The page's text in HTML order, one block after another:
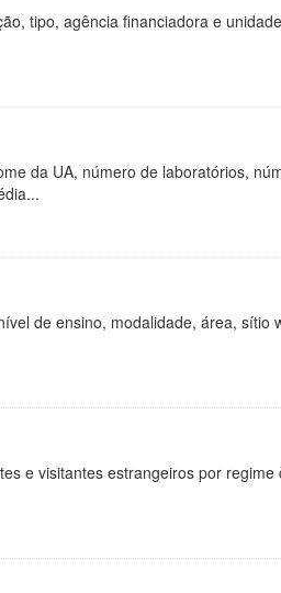
tipo, agência financiadora e
da UA, número de laboratórios,
de ensino, modalidade, área, sítio
e visitantes estrangeiros por regime